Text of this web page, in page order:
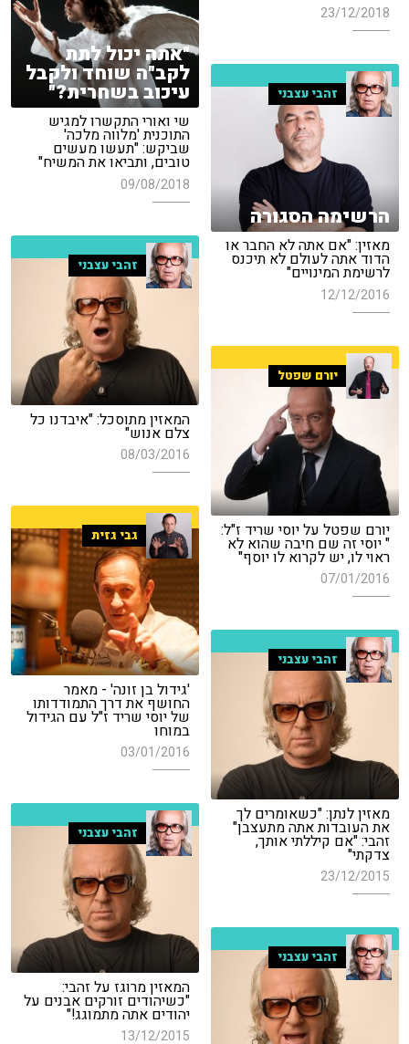
23/12/2018
"אתה יכול לתת
לקב"ה שוחד ולקבל
עיכוב בשחרית?"
שי ואורי התקשרו למגיש
התוכנית 'מלווה מלכה'
שביקש: "תעשו מעשים
טובים, ותביאו את המשיח"
09/08/2018
זהבי עצבני
הרשימה הסגורה
מאזין: "אם אתה לא החבר או
הדוד אתה לעולם לא תיכנס
לרשימת המינויים"
12/12/2016
זהבי עצבני
המאזין מתוסכל: "איבדנו כל
צלם אנוש"
08/03/2016
יורם שפטל
יורם שפטל על יוסי שריד ז"ל:
" יוסי זה שם חיבה שהוא לא
ראוי לו, יש לקרוא לו יוסף"
07/01/2016
גבי גזית
'גידול בן זונה' - מאמר
החושף את דרך התמודדותו
של יוסי שריד ז"ל עם הגידול
במוחו
03/01/2016
זהבי עצבני
מאזין לנתן: "כשאומרים לך
את העובדות אתה מתעצבן"
זהבי: "אם קיללתי אותך,
צדקתי"
23/12/2015
זהבי עצבני
המאזין מרוגז על זהבי:
"כשיהודים זורקים אבנים על
יהודים אתה מתמוגג!"
13/12/2015
זהבי עצבני